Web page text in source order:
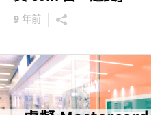
9 年前